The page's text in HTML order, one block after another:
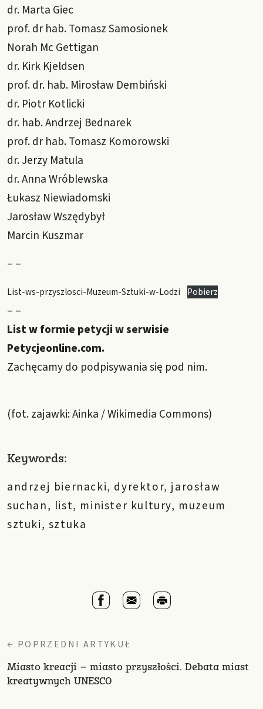
dr. Marta Giec
prof. dr hab. Tomasz Samosionek
Norah Mc Gettigan
dr. Kirk Kjeldsen
prof. dr. hab. Mirosław Dembiński
dr. Piotr Kotlicki
dr. hab. Andrzej Bednarek
prof. dr hab. Tomasz Komorowski
dr. Jerzy Matula
dr. Anna Wróblewska
Łukasz Niewiadomski
Jarosław Wszędybył
Marcin Kuszmar
– –
List-ws-przyszlosci-Muzeum-Sztuki-w-Lodzi Pobierz
– –
List w formie petycji w serwisie
Petycjeonline.com.
Zachęcamy do podpisywania się pod nim.
(fot. zajawki: Ainka / Wikimedia Commons)
Keywords:
andrzej biernacki, dyrektor, jarosław
suchan, list, minister kultury, muzeum
sztuki, sztuka
← POPRZEDNI ARTYKUŁ
Miasto kreacji – miasto przyszłości. Debata miast
kreatywnych UNESCO